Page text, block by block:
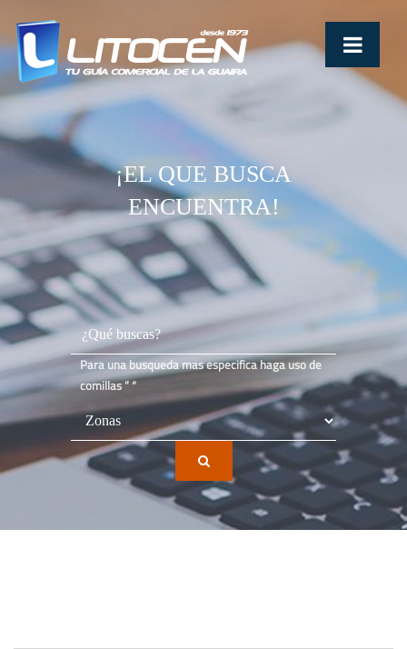
¡EL QUE BUSCA
ENCUENTRA!
Para una busqueda mas especifica haga uso de
comillas ” “